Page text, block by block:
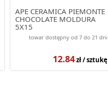
APE CERAMICA PIEMONTE
CHOCOLATE MOLDURA
5X15
towar dostępny od 7 do 21 dni
12.84zł / sztukę